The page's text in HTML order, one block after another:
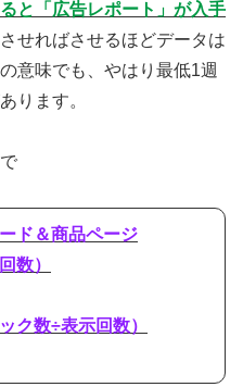
と「広告レポート」が入手
せればさせるほどデータは
意味でも、やはり最低1週
ります。
ド＆商品ページ
数）
ク数÷表示回数）